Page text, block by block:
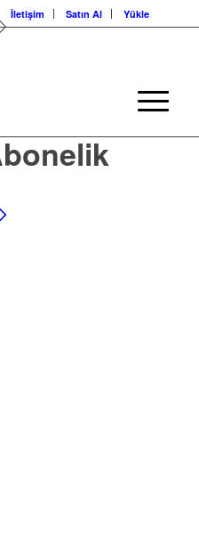
İletişim Satın Al Yükle